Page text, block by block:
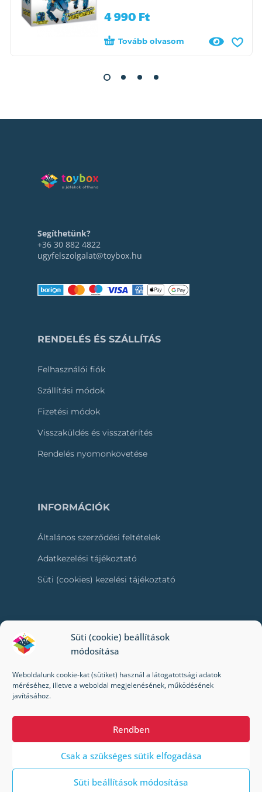
Süti (cookie) beállítások
módosítása
Weboldalunk cookie-kat (sütiket) használ a látogatottsági adatok
méréséhez, illetve a weboldal megjelenésének, működésének
javításához.
Rendben
Csak a szükséges sütik elfogadása
Süti beállítások módosítása
4 990 Ft
Tovább olvasom
Segíthetünk?
+36 30 882 4822
ugyfelszolgalat@toybox.hu
RENDELÉS ÉS SZÁLLÍTÁS
Felhasználói fiók
Szállítási módok
Fizetési módok
Visszaküldés és visszatérítés
Rendelés nyomonkövetése
INFORMÁCIÓK
Általános szerződési feltételek
Adatkezelési tájékoztató
Süti (cookies) kezelési tájékoztató
RÓLUNK
Kik vagyunk mi?